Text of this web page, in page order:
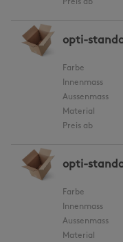
Preis ab
opti-
Farbe
Innenmass
Aussenmass
Material
Preis ab
opti-
Farbe
Innenmass
Aussenmass
Material